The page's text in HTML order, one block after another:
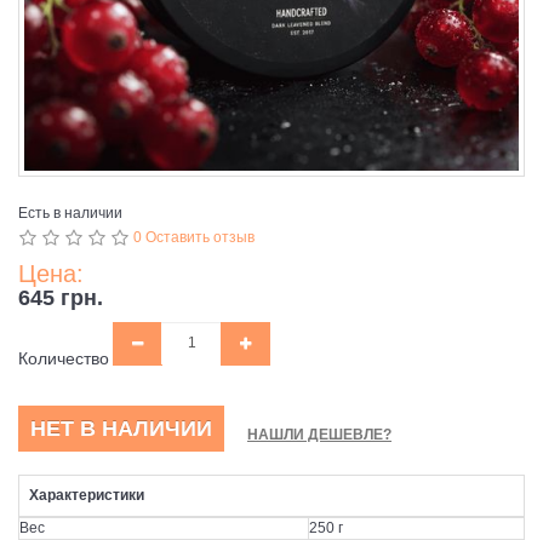
Есть в наличии
0 Оставить отзыв
Цена:
645 грн.
Количество
НЕТ В НАЛИЧИИ НАШЛИ ДЕШЕВЛЕ?
Характеристики
Вес
250 г